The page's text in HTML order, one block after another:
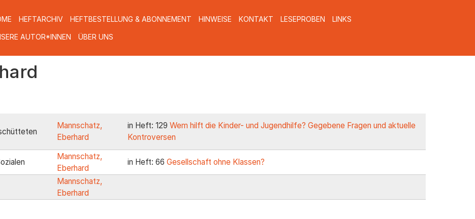
HEFTARCHIV HEFTBESTELLUNG & ABONNEMENT HINWEISE KONTAKT LESEPROBEN LINKS
AUTOR*INNEN ÜBER UNS
Mannschatz,
Eberhard
in Heft: 129 Wem hilft die Kinder- und Jugendhilfe? Gegebene Fragen und aktuelle
Kontroversen
Mannschatz,
Eberhard
in Heft: 66 Gesellschaft ohne Klassen?
Mannschatz,
Eberhard